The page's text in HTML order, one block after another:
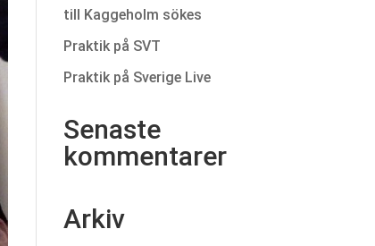
till Kaggeholm sökes
Praktik på SVT
Praktik på Sverige Live
Senaste
kommentarer
Arkiv